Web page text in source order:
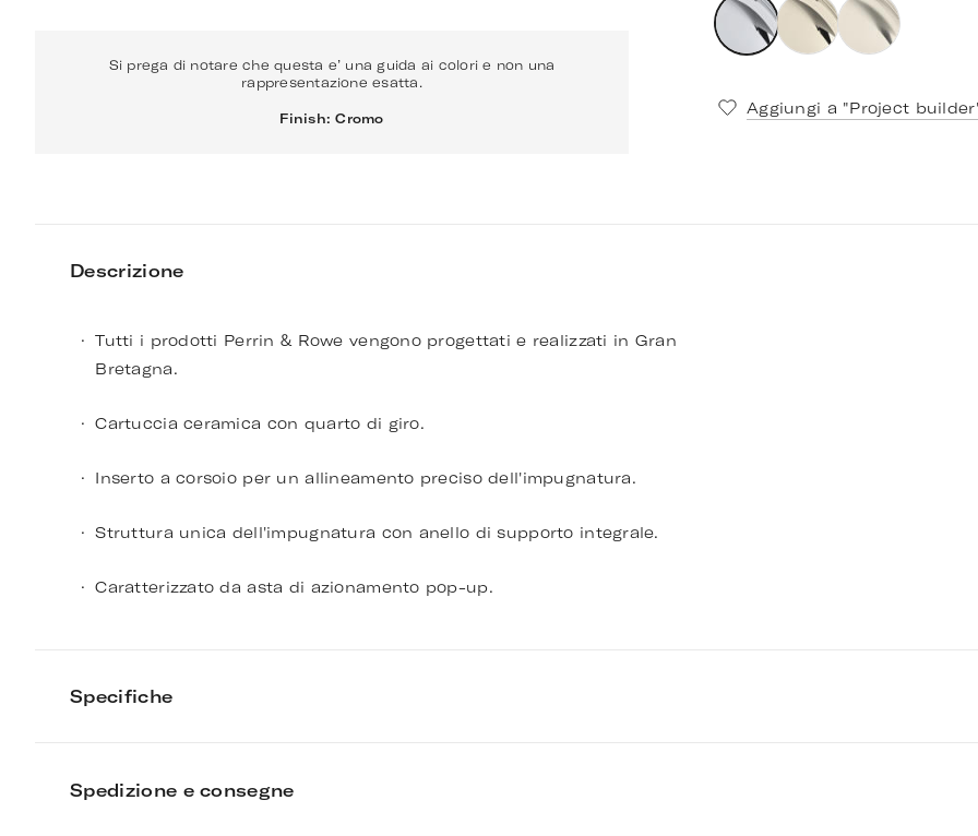
Si prega di notare che questa e’ una guida ai colori e non una
rappresentazione esatta.
Finish: Cromo
Aggiungi a "Project
Descrizione
Tutti i prodotti Perrin & Rowe vengono progettati e realizzati in Gran
Bretagna.
Cartuccia ceramica con quarto di giro.
Inserto a corsoio per un allineamento preciso dell'impugnatura.
Struttura unica dell'impugnatura con anello di supporto integrale.
Caratterizzato da asta di azionamento pop-up.
Specifiche
Spedizione e consegne